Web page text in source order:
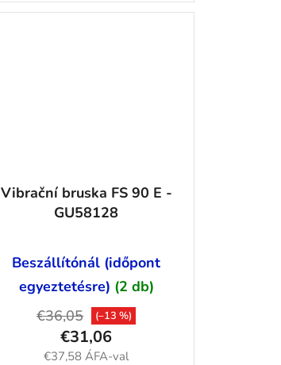
Vibrační bruska FS 90 E -
GU58128
Beszállítónál (időpont
egyeztetésre) (2 db)
€37,58 ÁFA-val
€31,06
€36,05 (–13 %)